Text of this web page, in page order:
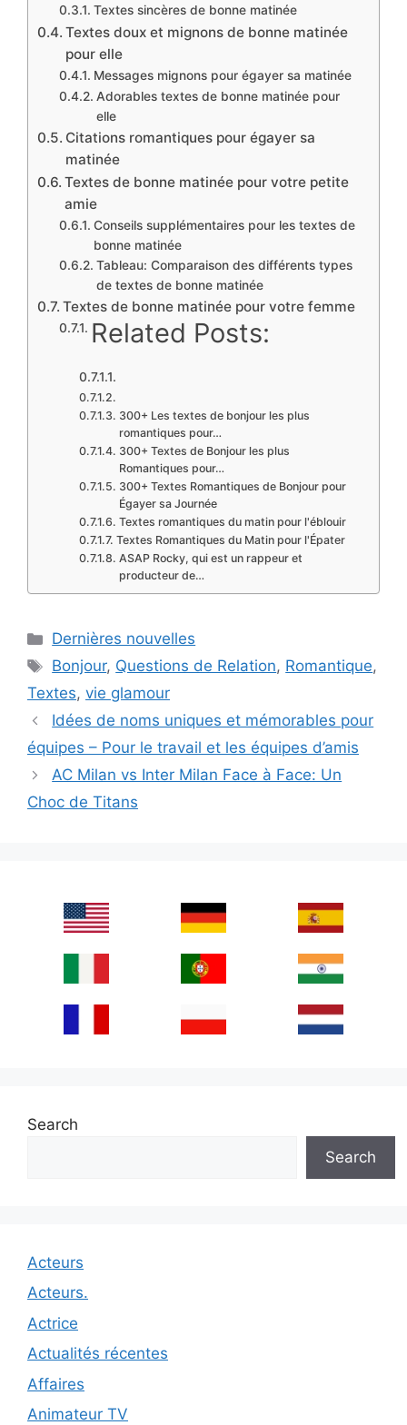
Textes sincères de bonne matinée
Textes doux et mignons de bonne matinée
pour elle
Messages mignons pour égayer sa matinée
Adorables textes de bonne matinée pour
elle
Citations romantiques pour égayer sa
matinée
Textes de bonne matinée pour votre petite
amie
Conseils supplémentaires pour les textes de
bonne matinée
Tableau: Comparaison des différents types
de textes de bonne matinée
Textes de bonne matinée pour votre femme
Related Posts:
300+ Les textes de bonjour les plus
romantiques pour…
300+ Textes de Bonjour les plus
Romantiques pour…
300+ Textes Romantiques de Bonjour pour
Égayer sa Journée
Textes romantiques du matin pour l'éblouir
Textes Romantiques du Matin pour l'Épater
ASAP Rocky, qui est un rappeur et
producteur de…
Categories
Dernières nouvelles
Tags
Bonjour, Questions de Relation, Romantique,
Textes, vie glamour
Idées de noms uniques et mémorables pour
équipes – Pour le travail et les équipes d’amis
AC Milan vs Inter Milan Face à Face: Un
Choc de Titans
Search
Search
Acteurs
Acteurs.
Actrice
Actualités récentes
Affaires
Animateur TV